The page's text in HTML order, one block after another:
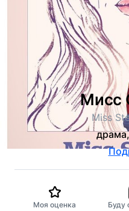
Мисс
Miss
Моя оценка Буду